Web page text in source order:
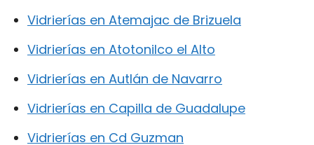
Vidrierías en Atemajac de Brizuela
Vidrierías en Atotonilco el Alto
Vidrierías en Autlán de Navarro
Vidrierías en Capilla de Guadalupe
Vidrierías en Cd Guzman